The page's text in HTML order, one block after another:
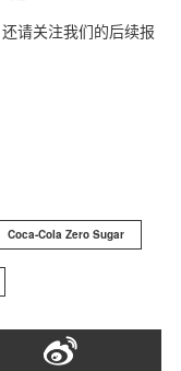
请关注我们的后续报
Coca-Cola Zero Sugar